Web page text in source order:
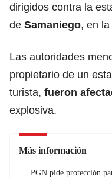
dirigidos contra la
de Samaniego, en
Las autoridades
propietario de un
turista, fueron
explosiva.
Más información
PGN pide protección